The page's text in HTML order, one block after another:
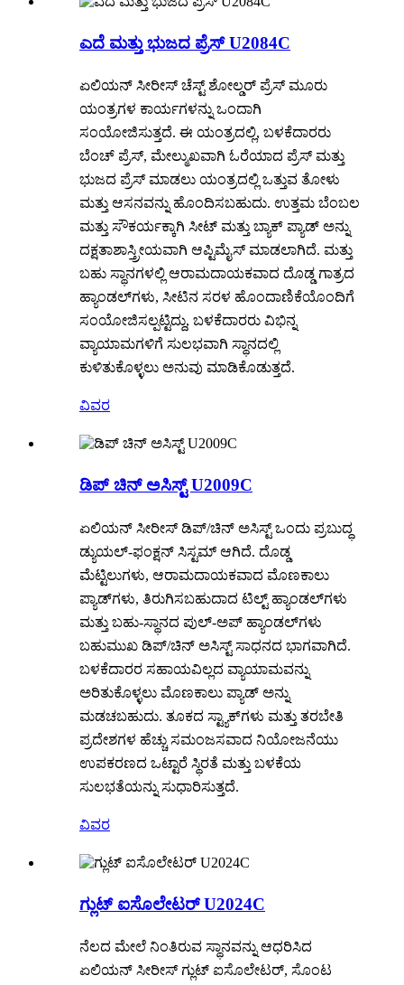
ಎದೆ ಮತ್ತು ಭುಜದ ಪ್ರೆಸ್ U2084C
ಏಲಿಯನ್ ಸೀರೀಸ್ ಚೆಸ್ಟ್ ಶೋಲ್ಡರ್ ಪ್ರೆಸ್ ಮೂರು
ಯಂತ್ರಗಳ ಕಾರ್ಯಗಳನ್ನು ಒಂದಾಗಿ
ಸಂಯೋಜಿಸುತ್ತದೆ. ಈ ಯಂತ್ರದಲ್ಲಿ, ಬಳಕೆದಾರರು
ಬೆಂಚ್ ಪ್ರೆಸ್, ಮೇಲ್ಮುಖವಾಗಿ ಓರೆಯಾದ ಪ್ರೆಸ್ ಮತ್ತು
ಭುಜದ ಪ್ರೆಸ್ ಮಾಡಲು ಯಂತ್ರದಲ್ಲಿ ಒತ್ತುವ ತೋಳು
ಮತ್ತು ಆಸನವನ್ನು ಹೊಂದಿಸಬಹುದು. ಉತ್ತಮ ಬೆಂಬಲ
ಮತ್ತು ಸೌಕರ್ಯಕ್ಕಾಗಿ ಸೀಟ್ ಮತ್ತು ಬ್ಯಾಕ್ ಪ್ಯಾಡ್ ಅನ್ನು
ದಕ್ಷತಾಶಾಸ್ತ್ರೀಯವಾಗಿ ಆಪ್ಟಿಮೈಸ್ ಮಾಡಲಾಗಿದೆ. ಮತ್ತು
ಬಹು ಸ್ಥಾನಗಳಲ್ಲಿ ಆರಾಮದಾಯಕವಾದ ದೊಡ್ಡ ಗಾತ್ರದ
ಹ್ಯಾಂಡಲ್‌ಗಳು, ಸೀಟಿನ ಸರಳ ಹೊಂದಾಣಿಕೆಯೊಂದಿಗೆ
ಸಂಯೋಜಿಸಲ್ಪಟ್ಟಿದ್ದು, ಬಳಕೆದಾರರು ವಿಭಿನ್ನ
ವ್ಯಾಯಾಮಗಳಿಗೆ ಸುಲಭವಾಗಿ ಸ್ಥಾನದಲ್ಲಿ
ಕುಳಿತುಕೊಳ್ಳಲು ಅನುವು ಮಾಡಿಕೊಡುತ್ತದೆ.
ವಿವರ
ಡಿಪ್ ಚಿನ್ ಅಸಿಸ್ಟ್ U2009C
ಏಲಿಯನ್ ಸೀರೀಸ್ ಡಿಪ್/ಚಿನ್ ಅಸಿಸ್ಟ್ ಒಂದು ಪ್ರಬುದ್ಧ
ಡ್ಯುಯಲ್-ಫಂಕ್ಷನ್ ಸಿಸ್ಟಮ್ ಆಗಿದೆ. ದೊಡ್ಡ
ಮೆಟ್ಟಿಲುಗಳು, ಆರಾಮದಾಯಕವಾದ ಮೊಣಕಾಲು
ಪ್ಯಾಡ್‌ಗಳು, ತಿರುಗಿಸಬಹುದಾದ ಟಿಲ್ಟ್ ಹ್ಯಾಂಡಲ್‌ಗಳು
ಮತ್ತು ಬಹು-ಸ್ಥಾನದ ಪುಲ್-ಅಪ್ ಹ್ಯಾಂಡಲ್‌ಗಳು
ಬಹುಮುಖ ಡಿಪ್/ಚಿನ್ ಅಸಿಸ್ಟ್ ಸಾಧನದ ಭಾಗವಾಗಿದೆ.
ಬಳಕೆದಾರರ ಸಹಾಯವಿಲ್ಲದ ವ್ಯಾಯಾಮವನ್ನು
ಅರಿತುಕೊಳ್ಳಲು ಮೊಣಕಾಲು ಪ್ಯಾಡ್ ಅನ್ನು
ಮಡಚಬಹುದು. ತೂಕದ ಸ್ಟ್ಯಾಕ್‌ಗಳು ಮತ್ತು ತರಬೇತಿ
ಪ್ರದೇಶಗಳ ಹೆಚ್ಚು ಸಮಂಜಸವಾದ ನಿಯೋಜನೆಯು
ಉಪಕರಣದ ಒಟ್ಟಾರೆ ಸ್ಥಿರತೆ ಮತ್ತು ಬಳಕೆಯ
ಸುಲಭತೆಯನ್ನು ಸುಧಾರಿಸುತ್ತದೆ.
ವಿವರ
ಗ್ಲುಟ್ ಐಸೊಲೇಟರ್ U2024C
ನೆಲದ ಮೇಲೆ ನಿಂತಿರುವ ಸ್ಥಾನವನ್ನು ಆಧರಿಸಿದ
ಏಲಿಯನ್ ಸೀರೀಸ್ ಗ್ಲುಟ್ ಐಸೊಲೇಟರ್, ಸೊಂಟ